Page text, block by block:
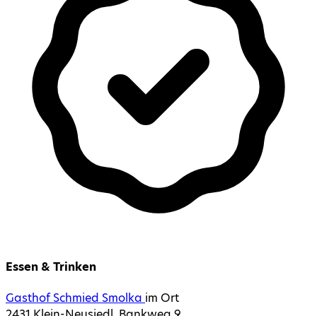
Essen & Trinken
Gasthof Schmied Smolka im Ort